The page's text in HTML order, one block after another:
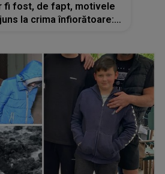
fi fost, de fapt, motivele
la crima înfiorătoare: